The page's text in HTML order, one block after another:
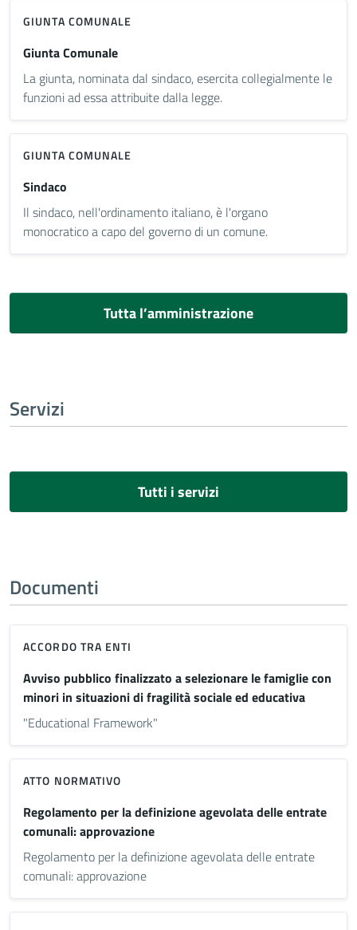
GIUNTA COMUNALE
Giunta Comunale
La giunta, nominata dal sindaco, esercita collegialmente le
funzioni ad essa attribuite dalla legge.
GIUNTA COMUNALE
Sindaco
Il sindaco, nell'ordinamento italiano, è l'organo
monocratico a capo del governo di un comune.
Tutta l’amministrazione
Servizi
Tutti i servizi
Documenti
ACCORDO TRA ENTI
Avviso pubblico finalizzato a selezionare le famiglie con
minori in situazioni di fragilità sociale ed educativa
"Educational Framework"
ATTO NORMATIVO
Regolamento per la definizione agevolata delle entrate
comunali: approvazione
Regolamento per la definizione agevolata delle entrate
comunali: approvazione